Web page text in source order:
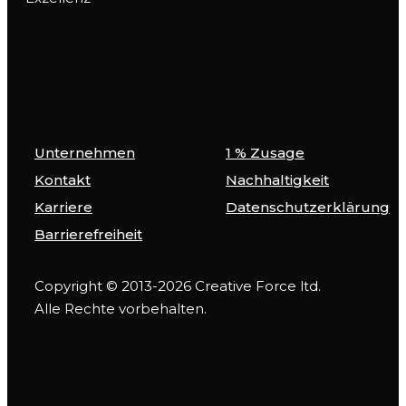
Unternehmen
1 % Zusage
Kontakt
Nachhaltigkeit
Karriere
Datenschutzerklärung
Barrierefreiheit
Copyright © 2013-2026 Creative Force ltd.
Alle Rechte vorbehalten.